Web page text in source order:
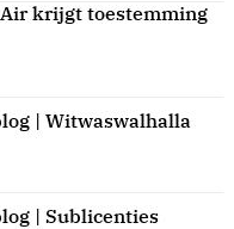
krijgt toestemming
| Witwaswalhalla
| Sublicenties